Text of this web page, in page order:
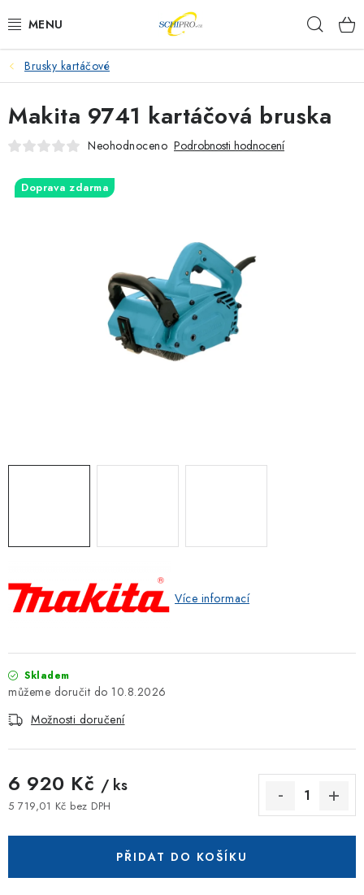
na
AKU NÁŘADÍ
ELEKTRICKÉ NÁŘADÍ
PŘÍSLUŠENSTVÍ
MĚŘÍCÍ TECHNIKA
ZAHRADNÍ TECHNIKA
PRACOVNÍ STOLY
Moje objednávka / odstoupení od smlouvy
Brusky kartáčové
Více informací
Skladem
10.8.2026
Možnosti doručení
6 920 Kč / ks
5 719,01 Kč bez DPH
PŘIDAT DO KOŠÍKU
Makita 9741 kartáčová bruska
Neohodnoceno Podrobnosti hodnocení
Doprava zdarma